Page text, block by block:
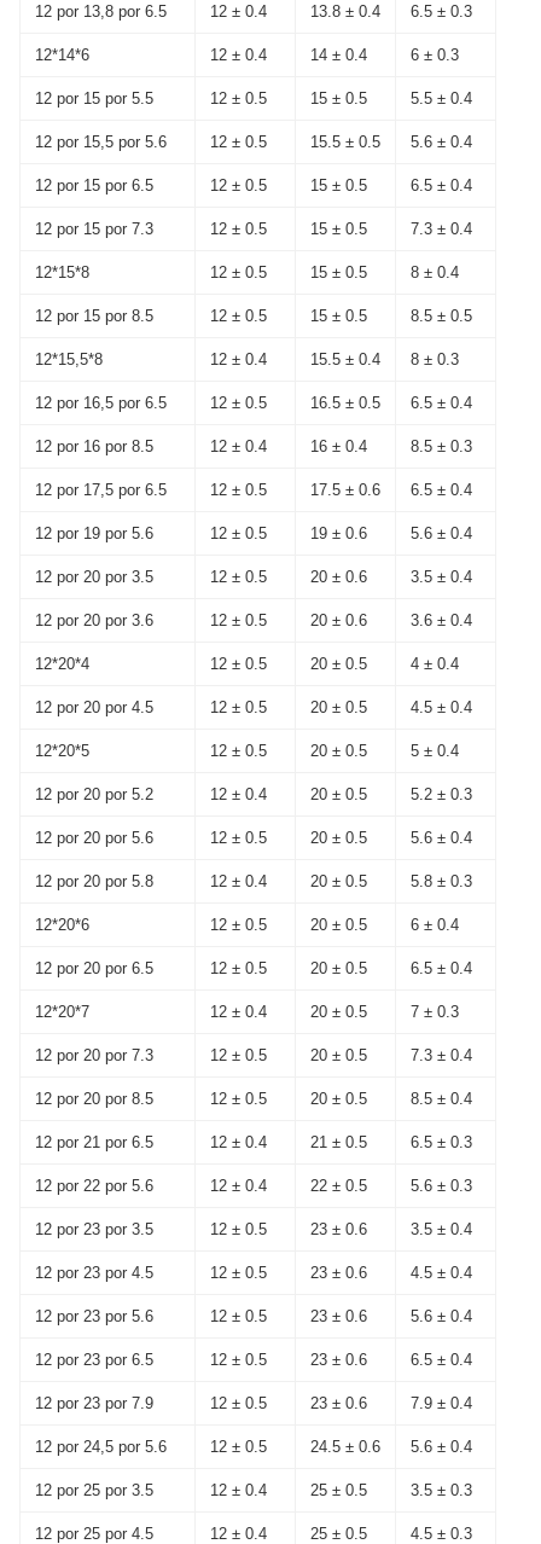
12 por 13,8 por 6.5 12 ± 0.4 13.8 ± 0.4 6.5 ± 0.3
12*14*6 12 ± 0.4 14 ± 0.4 6 ± 0.3
12 por 15 por 5.5 12 ± 0.5 15 ± 0.5 5.5 ± 0.4
12 por 15,5 por 5.6 12 ± 0.5 15.5 ± 0.5 5.6 ± 0.4
12 por 15 por 6.5 12 ± 0.5 15 ± 0.5 6.5 ± 0.4
12 por 15 por 7.3 12 ± 0.5 15 ± 0.5 7.3 ± 0.4
12*15*8 12 ± 0.5 15 ± 0.5 8 ± 0.4
12 por 15 por 8.5 12 ± 0.5 15 ± 0.5 8.5 ± 0.5
12*15,5*8 12 ± 0.4 15.5 ± 0.4 8 ± 0.3
12 por 16,5 por 6.5 12 ± 0.5 16.5 ± 0.5 6.5 ± 0.4
12 por 16 por 8.5 12 ± 0.4 16 ± 0.4 8.5 ± 0.3
12 por 17,5 por 6.5 12 ± 0.5 17.5 ± 0.6 6.5 ± 0.4
12 por 19 por 5.6 12 ± 0.5 19 ± 0.6 5.6 ± 0.4
12 por 20 por 3.5 12 ± 0.5 20 ± 0.6 3.5 ± 0.4
12 por 20 por 3.6 12 ± 0.5 20 ± 0.6 3.6 ± 0.4
12*20*4 12 ± 0.5 20 ± 0.5 4 ± 0.4
12 por 20 por 4.5 12 ± 0.5 20 ± 0.5 4.5 ± 0.4
12*20*5 12 ± 0.5 20 ± 0.5 5 ± 0.4
12 por 20 por 5.2 12 ± 0.4 20 ± 0.5 5.2 ± 0.3
12 por 20 por 5.6 12 ± 0.5 20 ± 0.5 5.6 ± 0.4
12 por 20 por 5.8 12 ± 0.4 20 ± 0.5 5.8 ± 0.3
12*20*6 12 ± 0.5 20 ± 0.5 6 ± 0.4
12 por 20 por 6.5 12 ± 0.5 20 ± 0.5 6.5 ± 0.4
12*20*7 12 ± 0.4 20 ± 0.5 7 ± 0.3
12 por 20 por 7.3 12 ± 0.5 20 ± 0.5 7.3 ± 0.4
12 por 20 por 8.5 12 ± 0.5 20 ± 0.5 8.5 ± 0.4
12 por 21 por 6.5 12 ± 0.4 21 ± 0.5 6.5 ± 0.3
12 por 22 por 5.6 12 ± 0.4 22 ± 0.5 5.6 ± 0.3
12 por 23 por 3.5 12 ± 0.5 23 ± 0.6 3.5 ± 0.4
12 por 23 por 4.5 12 ± 0.5 23 ± 0.6 4.5 ± 0.4
12 por 23 por 5.6 12 ± 0.5 23 ± 0.6 5.6 ± 0.4
12 por 23 por 6.5 12 ± 0.5 23 ± 0.6 6.5 ± 0.4
12 por 23 por 7.9 12 ± 0.5 23 ± 0.6 7.9 ± 0.4
12 por 24,5 por 5.6 12 ± 0.5 24.5 ± 0.6 5.6 ± 0.4
12 por 25 por 3.5 12 ± 0.4 25 ± 0.5 3.5 ± 0.3
12 por 25 por 4.5 12 ± 0.4 25 ± 0.5 4.5 ± 0.3